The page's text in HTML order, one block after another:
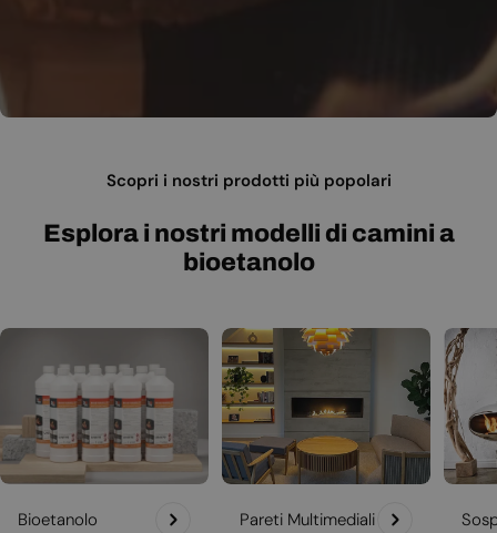
Scopri i nostri prodotti più popolari
Esplora i nostri modelli di camini a
bioetanolo
Bioetanolo Pareti Multimediali